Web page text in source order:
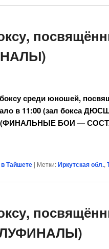
среди юношей,
в 11:00 (зал бокса
(ФИНАЛЬНЫЕ БОИ —
Тайшете | Метки:Иркутская обл.,